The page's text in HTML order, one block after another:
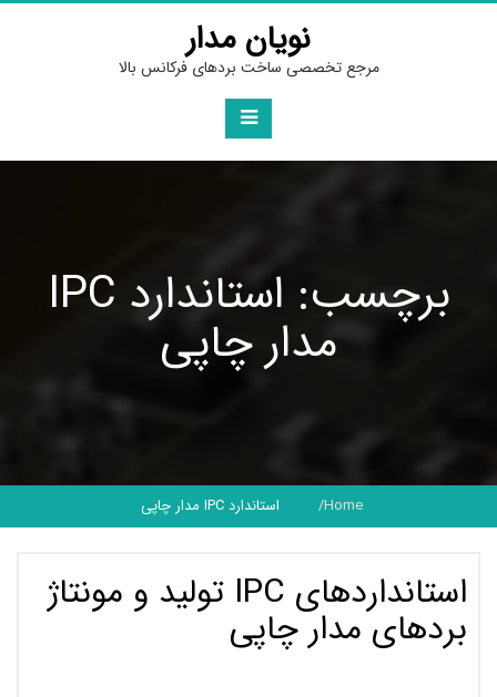
Skip
نویان مدار
مرجع تخصصی ساخت بردهای فرکانس بالا
برچسب: استاندارد IPC
مدار چاپی
Home استاندارد IPC مدار چاپی
استانداردهای IPC تولید و مونتاژ
بردهای مدار چاپی